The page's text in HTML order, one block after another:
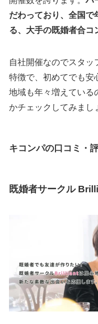
だわっており、全国で
る、大手の既婚者合コ
自社開催なのでスタ
特徴で、初めてでも安
地域も年々増えている
かチェックしてみまし
キコンパの口コミ・
既婚者サークル